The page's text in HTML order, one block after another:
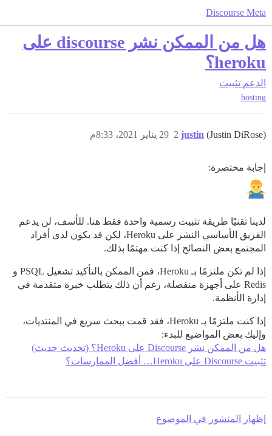
Discourse Meta
هل من الممكن نشر discourse على
heroku؟
الدعم تثبيت
hosting
justin (Justin DiRose) 29 يناير 2021، 8:33م 2
إجابة مختصرة:
لدينا تقنيًا طريقة تثبيت رسمية واحدة فقط هنا. للأسف، لن يدعم
الفريق الأساسي النشر على Heroku، لكن قد يكون لدى أفراد
المجتمع بعض النصائح إذا كنت مهتمًا بذلك.
إذا لم تكن ملتزمًا بـ Heroku، فمن الممكن بالتأكيد تشغيل PSQL و
Redis على أجهزة منفصلة، رغم أن ذلك يتطلب خبرة متقدمة في
إدارة الأنظمة.
إذا كنت ملتزمًا بـ Heroku، فقد قمت ببحث سريع في المنتديات،
وإليك بعض المواضيع للبدء:
هل من الممكن نشر Discourse على Heroku؟ (تحديث حديث)
تثبيت Discourse على Heroku… أفضل الممارسات؟
إظهار المنشور في الموضوع